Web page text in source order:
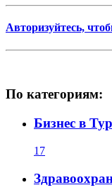
Авторизуйтесь,
По категориям:
Бизнес в
17